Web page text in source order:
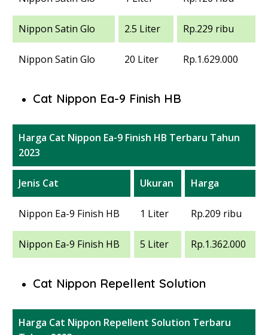
Nippon Satin Glo 2.5 Liter Rp.229 ribu
Nippon Satin Glo 20 Liter Rp.1.629.000
Cat Nippon Ea-9 Finish HB
Harga Cat Nippon Ea-9 Finish HB Terbaru Tahun
2023
Jenis Cat Ukuran Harga
Nippon Ea-9 Finish HB 1 Liter Rp.209 ribu
Nippon Ea-9 Finish HB 5 Liter Rp.1.362.000
Cat Nippon Repellent Solution
Harga Cat Nippon Repellent Solution Terbaru